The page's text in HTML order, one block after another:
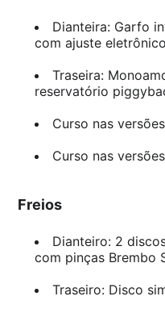
Dianteira: Garfo
com ajuste eletrônico
Traseira:
reservatório
Curso nas
Curso nas
Freios
Dianteiro: 2
com pinças Brembo
Traseiro: Disco